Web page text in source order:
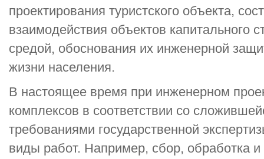
проектирования туристского объекта,
взаимодействия объектов капитального
средой, обоснования их инженерной
жизни населения.
В настоящее время при инженерном
комплексов в соответствии со
требованиями государственной
виды работ. Например, сбор, обработка